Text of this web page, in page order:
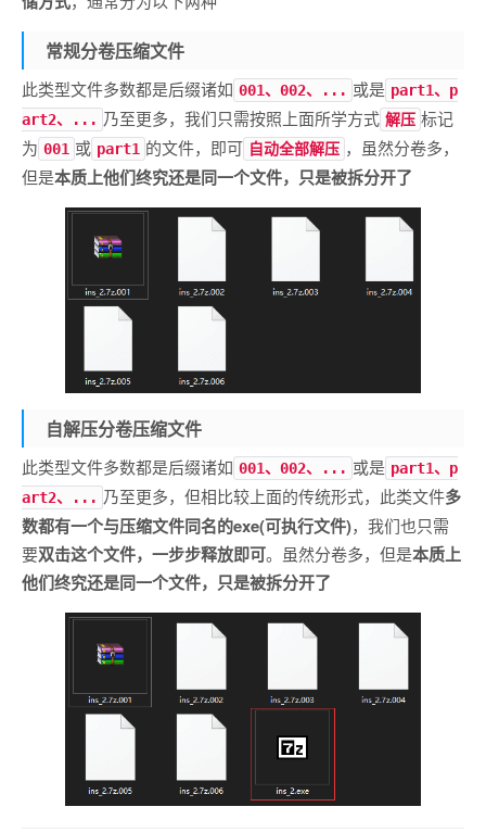
常规分卷压缩文件
此类型文件多数都是后缀诸如 001、002、... 或是 part1、p
art2、... 乃至更多，我们只需按照上面所学方式 解压 标记
为 001 或 part1 的文件，即可 自动全部解压 ，虽然分卷多，
但是本质上他们终究还是同一个文件，只是被拆分开了
自解压分卷压缩文件
此类型文件多数都是后缀诸如 001、002、... 或是 part1、p
art2、... 乃至更多，但相比较上面的传统形式，此类文件多
数都有一个与压缩文件同名的exe(可执行文件)，我们也只需
要双击这个文件，一步步释放即可。虽然分卷多，但是本质上
他们终究还是同一个文件，只是被拆分开了